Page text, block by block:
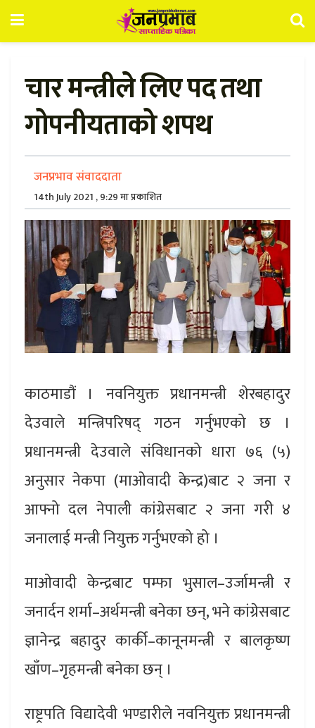
चार मन्त्रीले लिए पद तथा
गोपनीयताको शपथ
जनप्रभाव संवाददाता
14th July 2021 , 9:29 मा प्रकाशित
काठमाडौं । नवनियुक्त प्रधानमन्त्री शेरबहादुर
देउवाले मन्त्रिपरिषद् गठन गर्नुभएको छ ।
प्रधानमन्त्री देउवाले संविधानको धारा ७६ (५)
अनुसार नेकपा (माओवादी केन्द्र)बाट २ जना र
आफ्नो दल नेपाली कांग्रेसबाट २ जना गरी ४
जनालाई मन्त्री नियुक्त गर्नुभएको हो ।
माओवादी केन्द्रबाट पम्फा भुसाल–उर्जामन्त्री र
जनार्दन शर्मा–अर्थमन्त्री बनेका छन्, भने कांग्रेसबाट
ज्ञानेन्द्र बहादुर कार्की–कानूनमन्त्री र बालकृष्ण
खाँण–गृहमन्त्री बनेका छन् ।
राष्ट्रपति विद्यादेवी भण्डारीले नवनियुक्त प्रधानमन्त्री